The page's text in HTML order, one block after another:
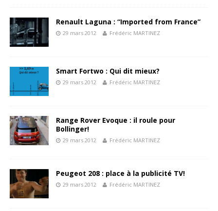
Renault Laguna : “Imported from France”
29 mars 2012 Frédéric MARTINEZ
Smart Fortwo : Qui dit mieux?
29 mars 2012 Frédéric MARTINEZ
Range Rover Evoque : il roule pour
Bollinger!
29 mars 2012 Frédéric MARTINEZ
Peugeot 208 : place à la publicité TV!
29 mars 2012 Frédéric MARTINEZ